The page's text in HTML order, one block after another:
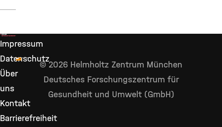
Impressum
Datenschutz
Über
uns
Kontakt
Barrierefreiheit
© 2026 Helmholtz Zentrum München
Deutsches Forschungszentrum für
Gesundheit und Umwelt (GmbH)